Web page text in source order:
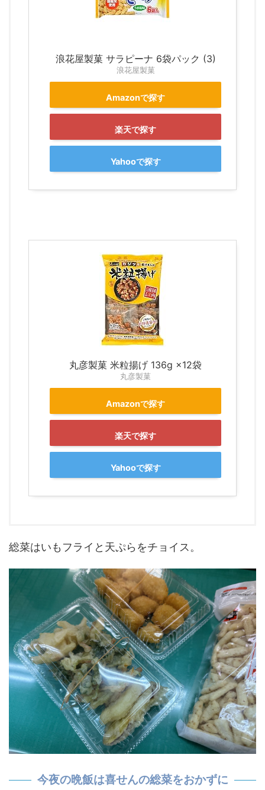
浪花屋製菓 サラピーナ 6袋パック (3)
浪花屋製菓
Amazonで探す
楽天で探す
Yahooで探す
丸彦製菓 米粒揚げ 136g ×12袋
丸彦製菓
Amazonで探す
楽天で探す
Yahooで探す
総菜はいもフライと天ぷらをチョイス。
今夜の晩飯は喜せんの総菜をおかずに